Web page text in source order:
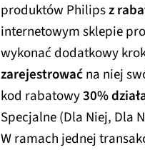
produktów Philipsz
internetowym sklepie
wykonać dodatkowy
zarejestrowaćna niej
kod rabatowy30%
Specjalne (Dla Niej, Dla
W ramach jednej